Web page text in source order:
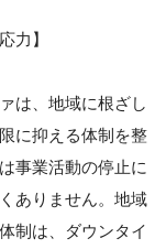
力】
は、地域に根ざし
に抑える体制を整
事業活動の停止に
ありません。地域
制は、ダウンタイ